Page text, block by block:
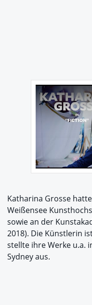
Katharina Grosse
Weißensee
sowie an der
2018). Die Künstlerin
stellte ihre Werke u.a.
Sydney aus.